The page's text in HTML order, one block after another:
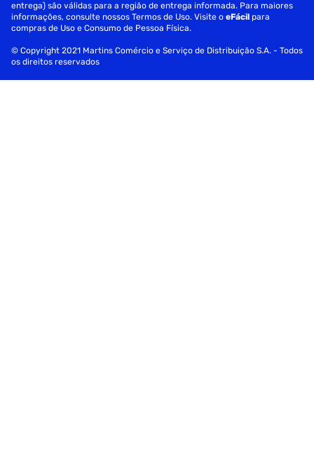
entrega) são válidas para a região de entrega informada. Para maiores
informações, consulte nossos Termos de Uso. Visite oeFácil para
compras de Uso e Consumo de Pessoa Física.
© Copyright 2021 Martins Comércio e Serviço de Distribuição S.A. - Todos
os direitos reservados